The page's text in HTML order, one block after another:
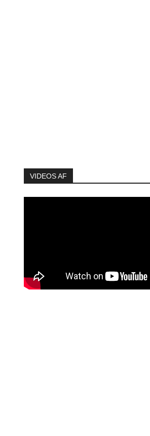
VIDEOS AF